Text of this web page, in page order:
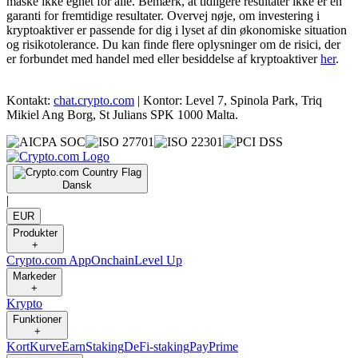
garanti for fremtidige resultater. Overvej nøje, om investering i
kryptoaktiver er passende for dig i lyset af din økonomiske situation
og risikotolerance. Du kan finde flere oplysninger om de risici, der
er forbundet med handel med eller besiddelse af kryptoaktiverher.
Kontakt: chat.crypto.com | Kontor: Level 7, Spinola Park, Triq
Mikiel Ang Borg, St Julians SPK 1000 Malta.
Dansk
|
EUR
Produkter
+
Crypto.com AppOnchainLevel Up
Markeder
+
Krypto
Funktioner
+
KortKurveEarnStakingDeFi-stakingPayPrime